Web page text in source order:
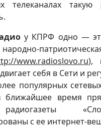
телеканалах такую
у КПРФ одно —
www.radioslovo.ru),
себя в Сети и
популярных
ближайшее время
с ее интернет-